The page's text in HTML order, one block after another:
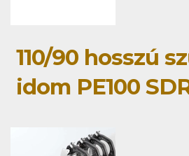
110/90 hosszú
idom PE100